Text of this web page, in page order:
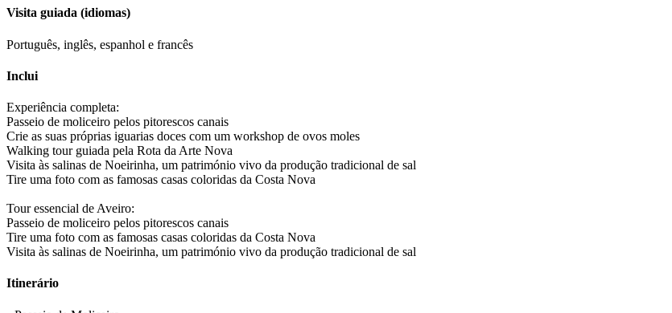
Visita guiada (idiomas)
Português, inglês, espanhol e francês
Inclui
Experiência completa:
Passeio de moliceiro pelos pitorescos canais
Crie as suas próprias iguarias doces com um workshop de ovos moles
Walking tour guiada pela Rota da Arte Nova
Visita às salinas de Noeirinha, um património vivo da produção tradicional de sal
Tire uma foto com as famosas casas coloridas da Costa Nova
Tour essencial de Aveiro:
Passeio de moliceiro pelos pitorescos canais
Tire uma foto com as famosas casas coloridas da Costa Nova
Visita às salinas de Noeirinha, um património vivo da produção tradicional de sal
Itinerário